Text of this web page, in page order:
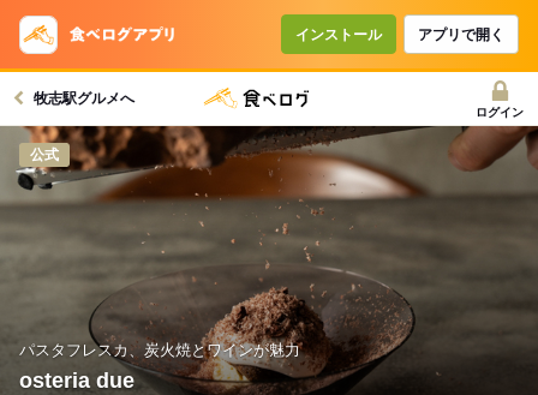
インストール アプリで開く
牧志駅グルメへ
ログイン
公式
パスタフレスカ、炭火焼とワインが魅力
osteria due
コースで使えるクーポン
戻る
クーポンを利用せず予約する